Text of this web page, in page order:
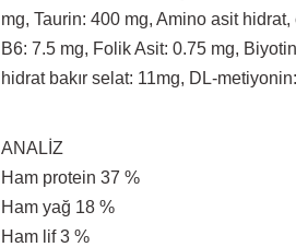
mg, Taurin: 400 mg, Amino asit
B6: 7.5 mg, Folik Asit: 0.75 mg,
hidrat bakır selat: 11mg, DL-
ANALİZ
Ham protein 37 %
Ham yağ 18 %
Ham lif 3 %